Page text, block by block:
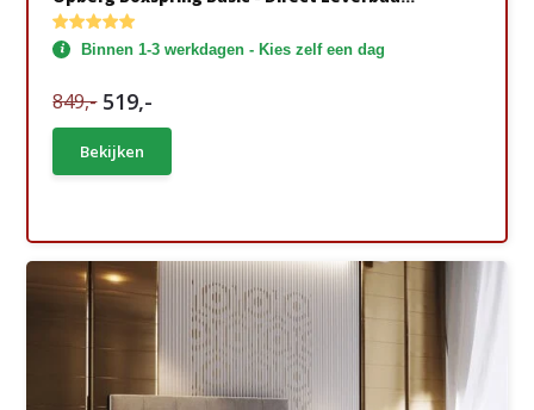
Binnen 1-3 werkdagen - Kies zelf een dag
849,- 519,-
Bekijken